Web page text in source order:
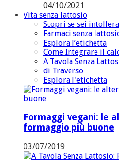
04/10/2021
Vita senza lattosio
Scopri se sei
Farmaci senza
Esplora l’etichetta
Come Integrare il
A Tavola Senza
di Traverso
Esplora l'etichetta
Formaggi vegani: le
formaggio più buone
03/07/2019